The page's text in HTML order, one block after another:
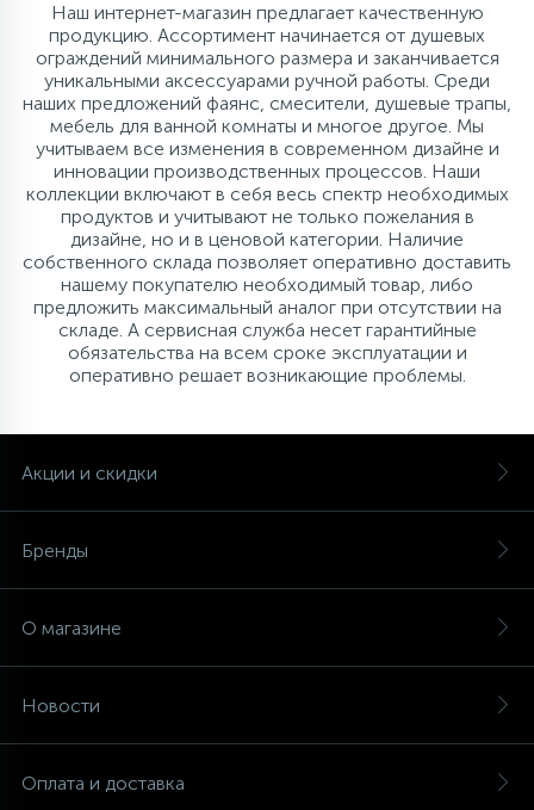
Наш интернет-магазин предлагает качественную
продукцию. Ассортимент начинается от душевых
ограждений минимального размера и заканчивается
уникальными аксессуарами ручной работы. Среди
наших предложений фаянс, смесители, душевые трапы,
мебель для ванной комнаты и многое другое. Мы
учитываем все изменения в современном дизайне и
инновации производственных процессов. Наши
коллекции включают в себя весь спектр необходимых
продуктов и учитывают не только пожелания в
дизайне, но и в ценовой категории. Наличие
собственного склада позволяет оперативно доставить
нашему покупателю необходимый товар, либо
предложить максимальный аналог при отсутствии на
складе. А сервисная служба несет гарантийные
обязательства на всем сроке эксплуатации и
оперативно решает возникающие проблемы.
Акции и скидки
Бренды
О магазине
Новости
Оплата и доставка